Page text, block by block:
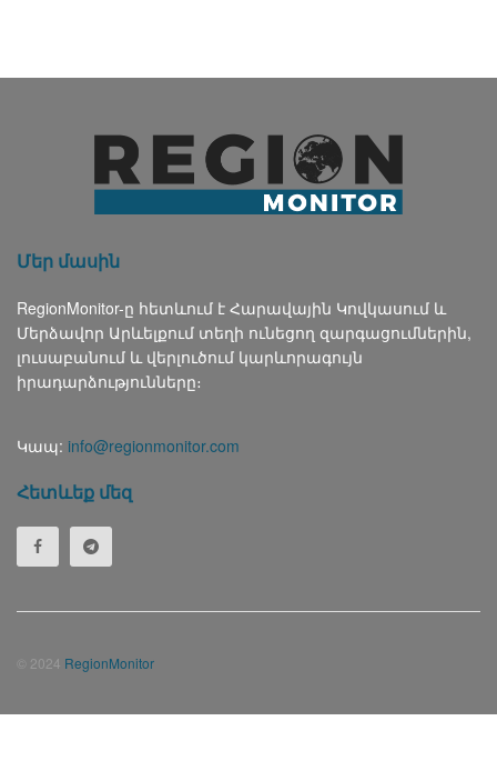
Մեր մասին
RegionMonitor-ը հետևում է Հարավային Կովկասում և
Մերձավոր Արևելքում տեղի ունեցող զարգացումներին,
լուսաբանում և վերլուծում կարևորագույն
իրադարձությունները։
Կապ: info@regionmonitor.com
Հետևեք մեզ
© 2024 RegionMonitor